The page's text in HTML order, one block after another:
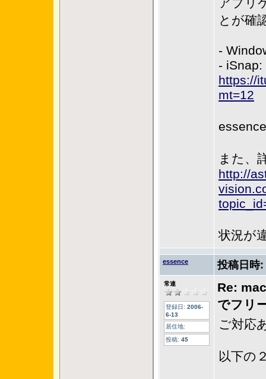
アプリ
とが確
-
- iSnap:
https://
mt=12
また、
http://
状況が
essence 投稿日時:
常連
登録日: 2006-
6-13
居住地:
投稿: 45
Re:
でフリ
ご対応
以下の